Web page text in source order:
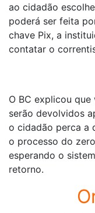
ao cidadão
poderá ser feita
chave Pix, a
contatar o
O BC explicou
serão devolvidos
o cidadão perca a
o processo do
esperando o
retorno.